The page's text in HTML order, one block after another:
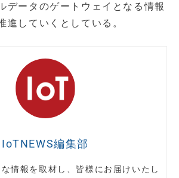
データのゲートウェイとなる情報
進していくとしている。
IoTNEWS編集部
情報を取材し、皆様にお届けいたし